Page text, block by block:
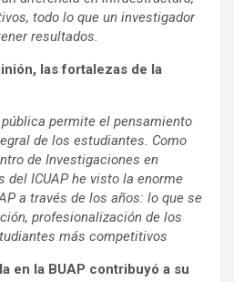
todo lo que un investigador
resultados.
las fortalezas de la
permite el pensamiento
de los estudiantes. Como
de Investigaciones en
ICUAP he visto la enorme
a través de los años: lo que se
profesionalización de los
más competitivos
en la BUAP contribuyó a su